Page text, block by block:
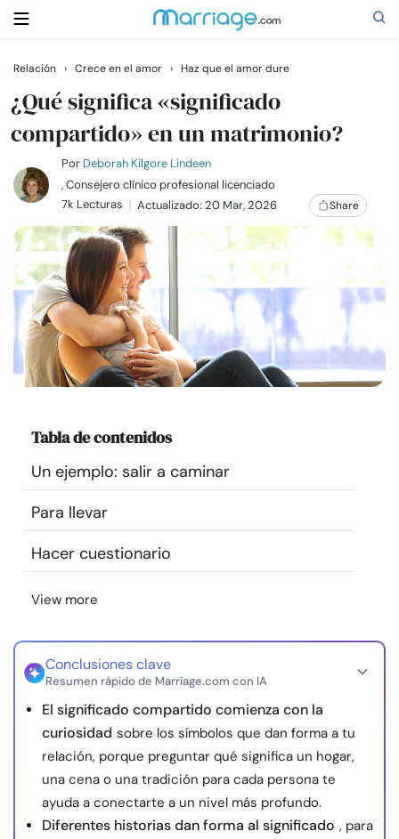
Buscar
Casarse
Relaciones
Familia
Ayuda
Cursos
Comunidad
Encuentra un terapeuta
Idioma ES
Sobre nosotros Contáctanos Escríbenos
Publicidad con
nosotros
Relación › Crece en el amor › Haz que el amor dure
¿Qué significa «significado
compartido» en un matrimonio?
Por Deborah Kilgore Lindeen
, Consejero clínico profesional licenciado
7k Lecturas
Actualizado: 20 Mar, 2026 Share
Tabla de contenidos
Un ejemplo: salir a caminar
Para llevar
Hacer cuestionario
View more
Conclusiones clave
Resumen rápido de Marriage.com con IA
El significado compartido comienza con la
curiosidad sobre los símbolos que dan forma a tu
relación, porque preguntar qué significa un hogar,
una cena o una tradición para cada persona te
ayuda a conectarte a un nivel más profundo.
Diferentes historias dan forma al significado , para